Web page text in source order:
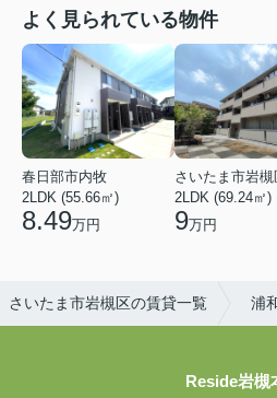
よく見られている物件
春日部市内牧
2LDK (55.66㎡)
8.49万円
2LDK (69.24㎡)
9万円
さいたま市岩槻区の賃貸一覧 浦
Reside岩槻